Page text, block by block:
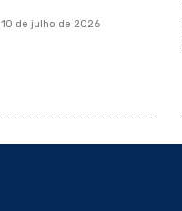
10 de julho de 2026